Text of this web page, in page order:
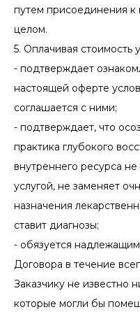
путем присоединения
целом.
5. Оплачивая стоимость
- подтверждает
настоящей оферте
соглашается с ними;
- подтверждает, что
практика глубокого
внутреннего ресурса
услугой, не заменяет
назначения
ставит диагнозы;
- обязуется
Договора в течение
Заказчику не известно
которые могли бы